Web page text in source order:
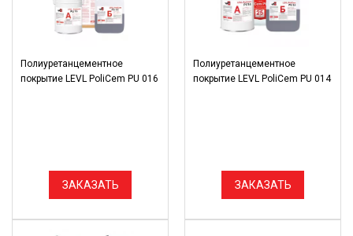
Полиуретанцементное
покрытие LEVL PoliCem PU 016
ЗАКАЗАТЬ
Полиуретанцементное
покрытие LEVL PoliCem PU 014
ЗАКАЗАТЬ